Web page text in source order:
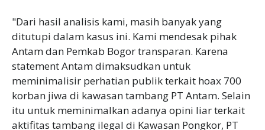
"Dari hasil analisis kami, masih banyak yang
ditutupi dalam kasus ini. Kami mendesak pihak
Antam dan Pemkab Bogor transparan. Karena
statement Antam dimaksudkan untuk
meminimalisir perhatian publik terkait hoax 700
korban jiwa di kawasan tambang PT Antam. Selain
itu untuk meminimalkan adanya opini liar terkait
aktifitas tambang ilegal di Kawasan Pongkor, PT